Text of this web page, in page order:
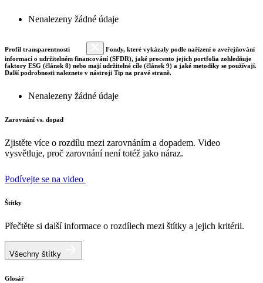
Nenalezeny žádné údaje
Profil transparentnosti
Fondy, které vykázaly podle nařízení o zveřejňování
informací o udržitelném financování (SFDR), jaké procento jejich portfolia zohledňuje
faktory ESG (článek 8) nebo mají udržitelné cíle (článek 9) a jaké metodiky se používají.
Další podrobnosti naleznete v nástroji Tip na pravé straně.
Nenalezeny žádné údaje
Zarovnání vs. dopad
Zjistěte více o rozdílu mezi zarovnáním a dopadem. Video
vysvětluje, proč zarovnání není totéž jako náraz.
Podívejte se na video
Štítky
Přečtěte si další informace o rozdílech mezi štítky a jejich kritérii.
Všechny štítky
Glosář